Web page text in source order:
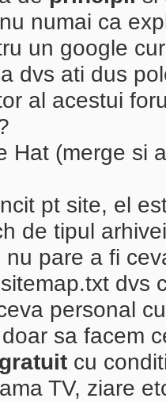
numai ca
un google
dvs ati dus
al acestui
Hat (merge si
pt site, el
de tipul
nu pare a fi
dvs
personal
sa facem
cu
TV, ziare